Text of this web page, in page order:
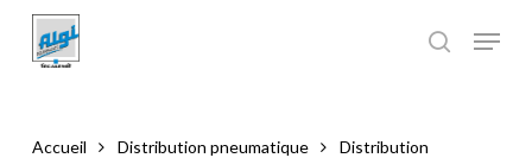
main
Accueil Distribution pneumatique
Distribution